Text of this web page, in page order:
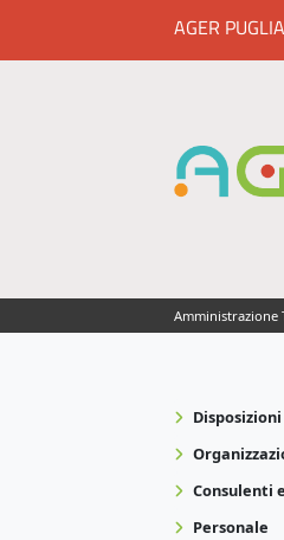
AGER
Amministrazione
Consulenti
Personale